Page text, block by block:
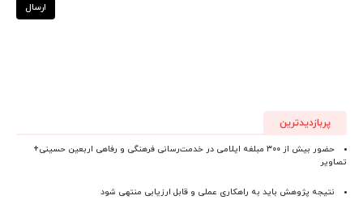
ارسال
پربازدیدترین
حضور بیش از ۳۰۰ مبلغه ایلامی در خدمت‌رسانی فرهنگی و رفاهی اربعین حسینی+
تصاویر
نتیجه پژوهش باید به راهکاری عملی و قابل ارزیابی منتهی شود